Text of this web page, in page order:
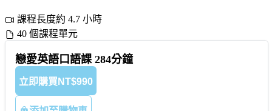
課程長度約 4.7 小時
40 個課程單元
戀愛英語口語課 284分鐘
立即購買 NT$990